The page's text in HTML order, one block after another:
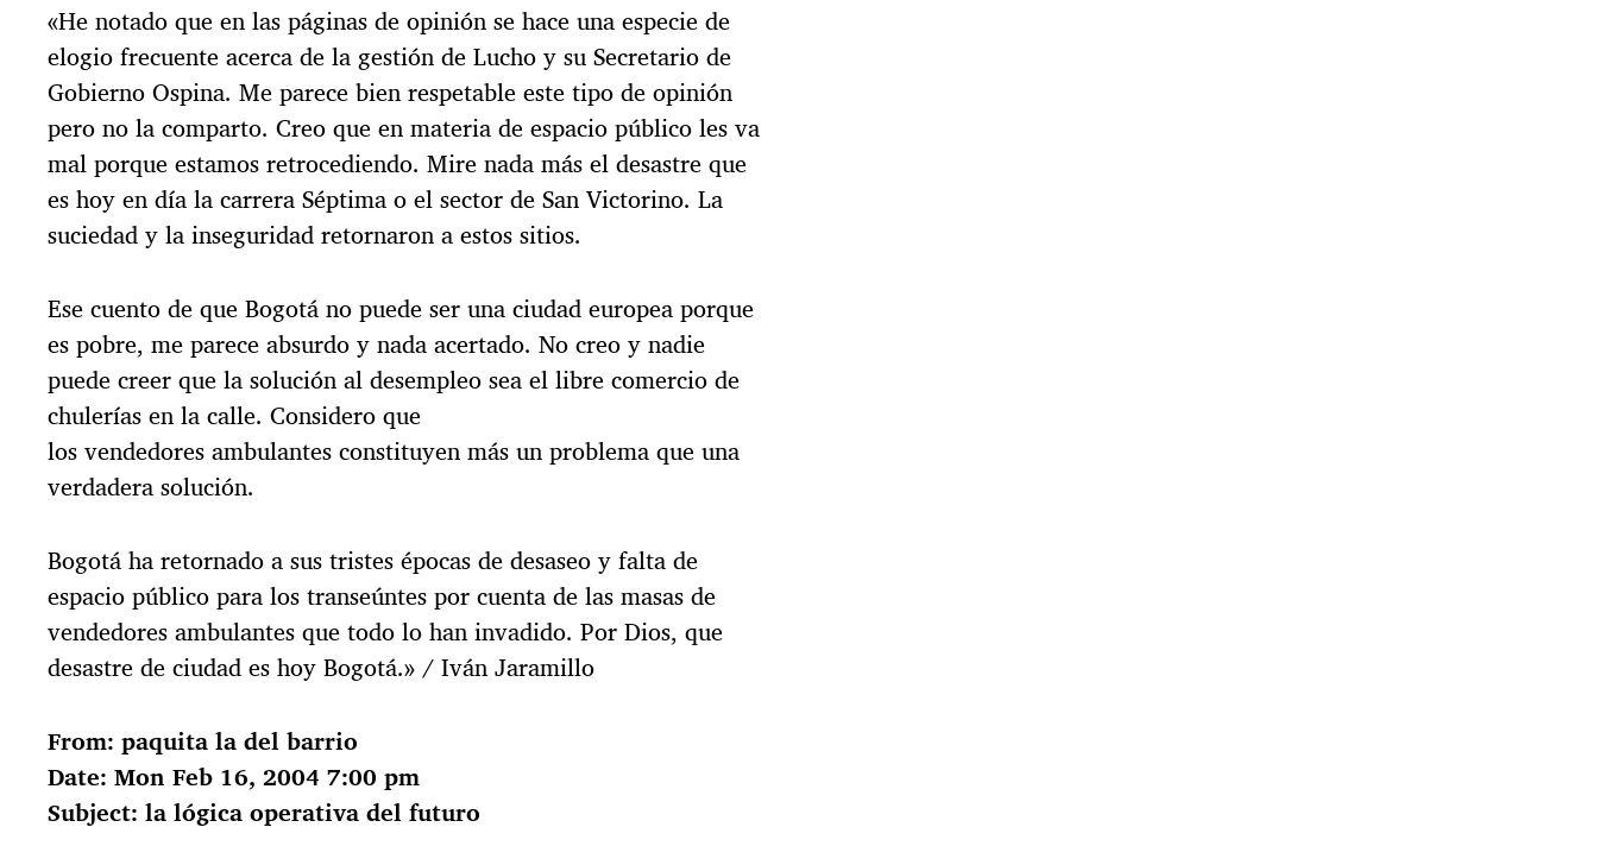
«He notado que en las páginas de opinión se hace una especie de
elogio frecuente acerca de la gestión de Lucho y su Secretario de
Gobierno Ospina. Me parece bien respetable este tipo de opinión
pero no la comparto. Creo que en materia de espacio público les va
mal porque estamos retrocediendo. Mire nada más el desastre que
es hoy en día la carrera Séptima o el sector de San Victorino. La
suciedad y la inseguridad retornaron a estos sitios.
Ese cuento de que Bogotá no puede ser una ciudad europea porque
es pobre, me parece absurdo y nada acertado. No creo y nadie
puede creer que la solución al desempleo sea el libre comercio de
chulerías en la calle. Considero que
los vendedores ambulantes constituyen más un problema que una
verdadera solución.
Bogotá ha retornado a sus tristes épocas de desaseo y falta de
espacio público para los transeúntes por cuenta de las masas de
vendedores ambulantes que todo lo han invadido. Por Dios, que
desastre de ciudad es hoy Bogotá.» / Iván Jaramillo
From: paquita la del barrio
Date: Mon Feb 16, 2004 7:00 pm
Subject: la lógica operativa del futuro